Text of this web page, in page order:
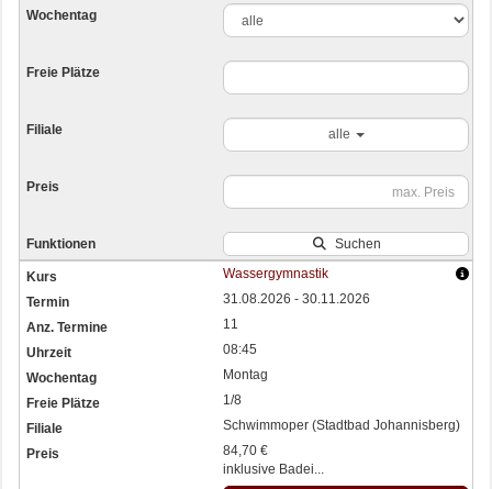
alle
Suchen
Wassergymnastik
31.08.2026 - 30.11.2026
11
08:45
Montag
1/8
Schwimmoper (Stadtbad Johannisberg)
84,70 €
inklusive Badei...